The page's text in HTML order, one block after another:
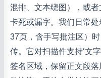
混排、文本绕图），或
卡死或漏字。我们日常
37页，含手写批注区）时
传。它对扫描件支持‘文
签名区域，保留正文段